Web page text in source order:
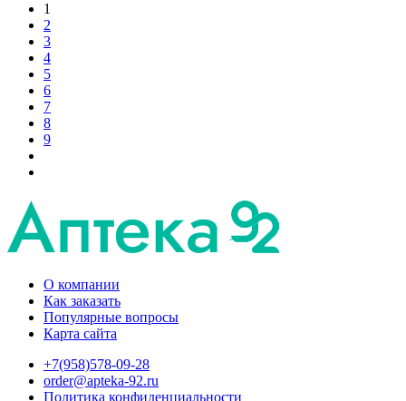
1
2
3
4
5
6
7
8
9
О компании
Как заказать
Популярные вопросы
Карта сайта
+7(958)578-09-28
order@apteka-92.ru
Политика конфиденциальности